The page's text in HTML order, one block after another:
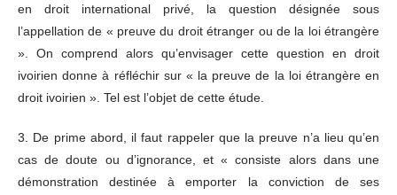
en droit international privé, la question désignée sous
l’appellation de « preuve du droit étranger ou de la loi étrangère
». On comprend alors qu’envisager cette question en droit
ivoirien donne à réfléchir sur « la preuve de la loi étrangère en
droit ivoirien ». Tel est l’objet de cette étude.
3. De prime abord, il faut rappeler que la preuve n’a lieu qu’en
cas de doute ou d’ignorance, et « consiste alors dans une
démonstration destinée à emporter la conviction de ses